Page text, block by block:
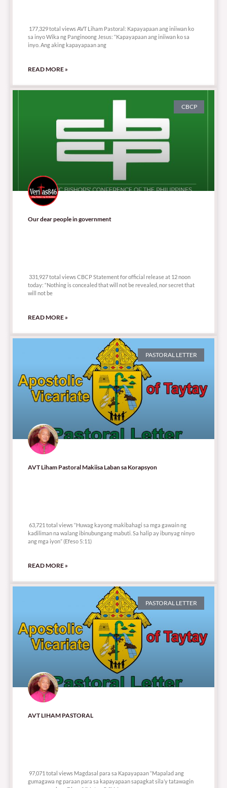
177,329 total views AVT Liham Pastoral: Kapayapaan ang iniiwan ko
sa inyo Wika ng Panginoong Jesus: “Kapayapaan ang iniiwan ko sa
inyo. Ang aking kapayapaan ang
READ MORE »
CBCP
Our dear people in government
331,927 total views CBCP Statement for official release at 12 noon
today: “Nothing is concealed that will not be revealed, nor secret that
will not be
READ MORE »
PASTORAL LETTER
AVT Liham Pastoral Makiisa Laban sa Korapsyon
63,721 total views “Huwag kayong makibahagi sa mga gawain ng
kadiliman na walang ibinubungang mabuti. Sa halip ay ibunyag ninyo
ang mga iyon” (Efeso 5:11)
READ MORE »
PASTORAL LETTER
AVT LIHAM PASTORAL
97,071 total views Magdasal para sa Kapayapaan “Mapalad ang
gumagawa ng paraan para sa kapayapaan sapagkat sila’y tatawagin